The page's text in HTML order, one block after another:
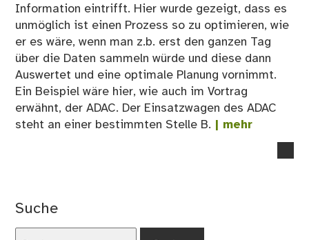
Information eintrifft. Hier wurde gezeigt, dass es
unmöglich ist einen Prozess so zu optimieren, wie
er es wäre, wenn man z.b. erst den ganzen Tag
über die Daten sammeln würde und diese dann
Auswertet und eine optimale Planung vornimmt.
Ein Beispiel wäre hier, wie auch im Vortrag
erwähnt, der ADAC. Der Einsatzwagen des ADAC
steht an einer bestimmten Stelle B. | mehr
Suche